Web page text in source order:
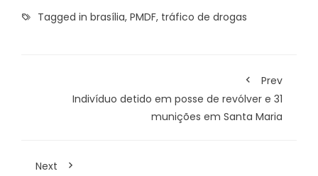
Tagged in brasília, PMDF, tráfico de drogas
Prev
Indivíduo detido em posse de revólver e 31
munições em Santa Maria
Next